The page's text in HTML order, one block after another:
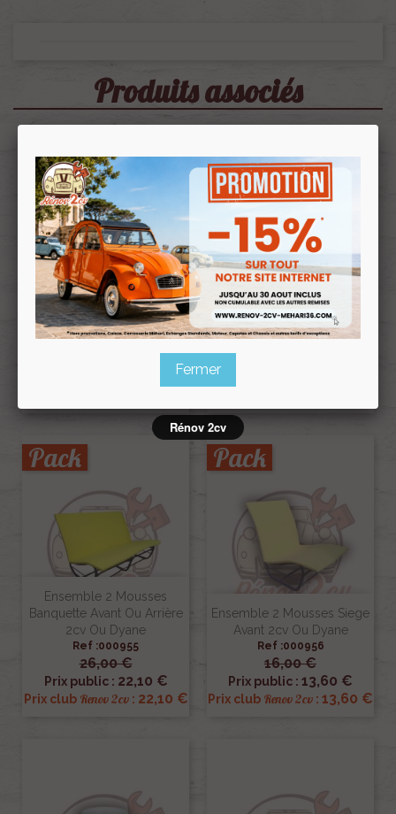
Produits associés
Toile D'assise En Jute Pour
Banquette Et Sièges Séparés
De 2cv Dyane Acadiane
Ref :000466
Toile De Dossier En Jute
Pour Sièges Séparés De 2cv
Dyane Acadiane
Ref :000467
Ensemble 2 Mousses
Banquette Avant Ou Arrière
2cv Ou Dyane
Ref :000955
26,00 €
Prix public : 22,10 €
Prix club Renov 2cv: 22,10 €
Pack
Ensemble 2 Mousses Siege
Avant 2cv Ou Dyane
Ref :000956
16,00 €
Prix public : 13,60 €
Prix club Renov 2cv : 13,60 €
Pack
Fermer
Rénov 2cv